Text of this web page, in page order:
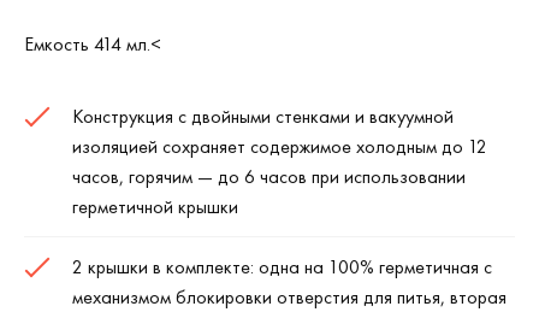
Емкость 414 мл.<
Конструкция с двойными стенками и вакуумной
изоляцией сохраняет содержимое холодным до 12
часов, горячим — до 6 часов при использовании
герметичной крышки
2 крышки в комплекте: одна на 100% герметичная с
механизмом блокировки отверстия для питья, вторая